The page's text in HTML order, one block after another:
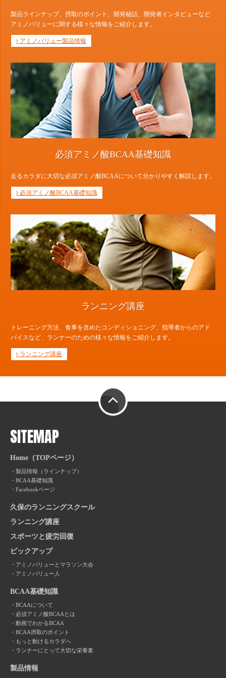
製品ラインナップ、摂取のポイント、開発秘話、開発者インタビューなど
アミノバリューに関する様々な情報をご紹介します。
アミノバリュー製品情報
必須アミノ酸BCAA基礎知識
走るカラダに大切な必須アミノ酸BCAAについて分かりやすく解説します。
必須アミノ酸BCAA基礎知識
ランニング講座
トレーニング方法、食事を含めたコンディショニング、指導者からのアド
バイスなど、ランナーのための様々な情報をご紹介します。
ランニング講座
SITEMAP
Home（TOPページ）
製品情報（ラインナップ）
BCAA基礎知識
Facebookページ
久保のランニングスクール
ランニング講座
スポーツと疲労回復
ピックアップ
アミノバリューとマラソン大会
アミノバリュー人
BCAA基礎知識
BCAAについて
必須アミノ酸BCAAとは
動画でわかるBCAA
BCAA摂取のポイント
もっと動けるカラダへ
ランナーにとって大切な栄養素
製品情報